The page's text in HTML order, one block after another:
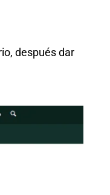
después dar